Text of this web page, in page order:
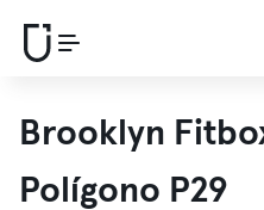
Brooklyn
Polígono P29